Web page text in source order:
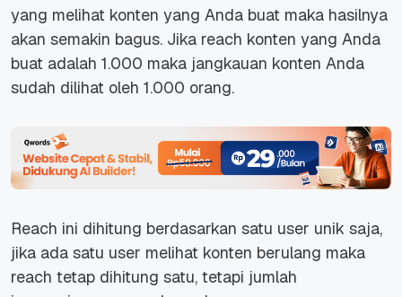
yang melihat konten yang Anda buat maka hasilnya
akan semakin bagus. Jika reach konten yang Anda
buat adalah 1.000 maka jangkauan konten Anda
sudah dilihat oleh 1.000 orang.
Reach ini dihitung berdasarkan satu user unik saja,
jika ada satu user melihat konten berulang maka
reach tetap dihitung satu, tetapi jumlah